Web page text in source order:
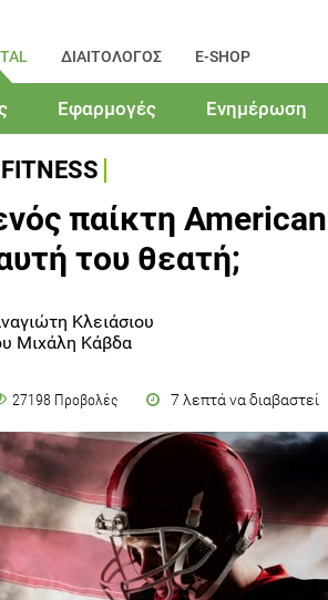
ΔΙΑΙΤΟΛΟΓΟΣ E-SHOP
Εφαρμογές Ενημέρωση
FITNESS
παίκτη American
του θεατή;
Κλειάσιου
Μιχάλη Κάβδα
27198 Προβολές 7 λεπτά να διαβαστεί